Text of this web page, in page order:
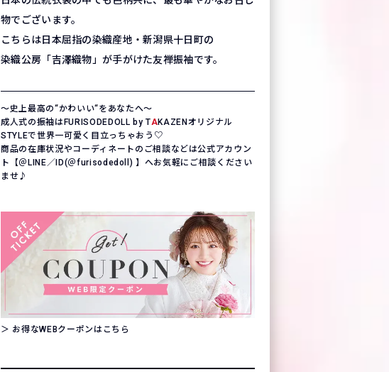
物でございます。
こちらは日本屈指の染織産地・新潟県十日町の
染織公房「吉澤織物」が手がけた友禅振袖です。
〜史上最高の“かわいい“をあなたへ〜
成人式の振袖はFURISODEDOLL by TAKAZENオリジナル
STYLEで世界一可愛く目立っちゃおう♡
商品の在庫状況やコーディネートのご相談などは公式アカウン
ト【＠LINE／ID(＠furisodedoll) 】へお気軽にご相談ください
ませ♪
＞ お得なWEBクーポンはこちら